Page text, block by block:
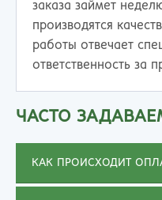
заказа займет
производятся
работы отвечает
ответственность за
ЧАСТО
КАК ПРОИСХОДИТ